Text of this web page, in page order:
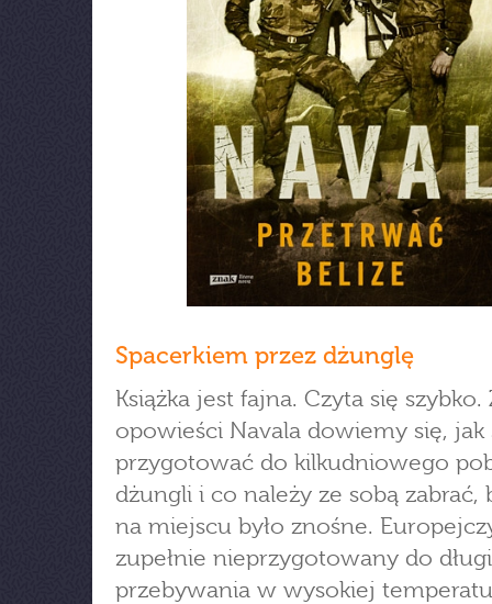
Spacerkiem przez dżunglę
Książka jest fajna. Czyta się szybko.
opowieści Navala dowiemy się, jak
przygotować do kilkudniowego
dżungli i co należy ze sobą zabrać,
na miejscu było znośne.
zupełnie nieprzygotowany do
przebywania w wysokiej